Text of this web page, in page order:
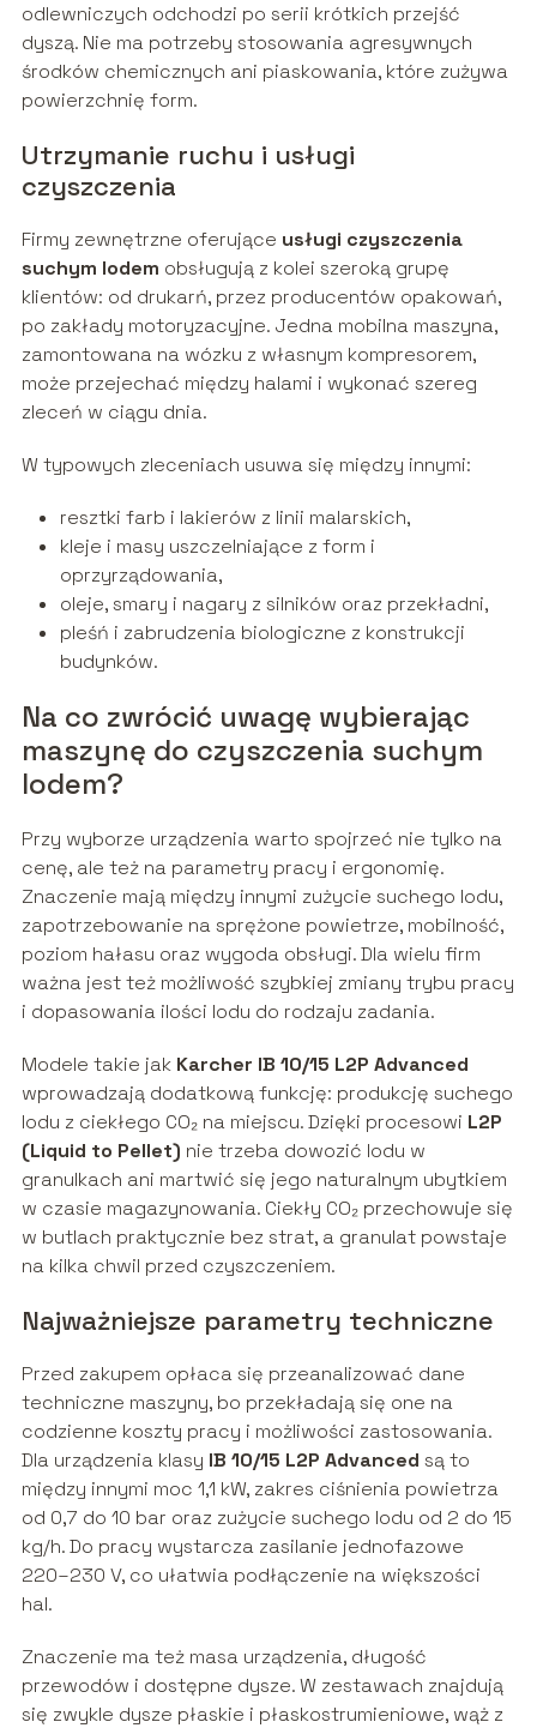
odlewniczych odchodzi po serii krótkich przejść
dyszą. Nie ma potrzeby stosowania agresywnych
środków chemicznych ani piaskowania, które zużywa
powierzchnię form.
Utrzymanie ruchu i usługi
czyszczenia
Firmy zewnętrzne oferujące usługi czyszczenia
suchym lodem obsługują z kolei szeroką grupę
klientów: od drukarń, przez producentów opakowań,
po zakłady motoryzacyjne. Jedna mobilna maszyna,
zamontowana na wózku z własnym kompresorem,
może przejechać między halami i wykonać szereg
zleceń w ciągu dnia.
W typowych zleceniach usuwa się między innymi:
resztki farb i lakierów z linii malarskich,
kleje i masy uszczelniające z form i
oprzyrządowania,
oleje, smary i nagary z silników oraz przekładni,
pleśń i zabrudzenia biologiczne z konstrukcji
budynków.
Na co zwrócić uwagę wybierając
maszynę do czyszczenia suchym
lodem?
Przy wyborze urządzenia warto spojrzeć nie tylko na
cenę, ale też na parametry pracy i ergonomię.
Znaczenie mają między innymi zużycie suchego lodu,
zapotrzebowanie na sprężone powietrze, mobilność,
poziom hałasu oraz wygoda obsługi. Dla wielu firm
ważna jest też możliwość szybkiej zmiany trybu pracy
i dopasowania ilości lodu do rodzaju zadania.
Modele takie jak Karcher IB 10/15 L2P Advanced
wprowadzają dodatkową funkcję: produkcję suchego
lodu z ciekłego CO₂ na miejscu. Dzięki procesowi L2P
(Liquid to Pellet) nie trzeba dowozić lodu w
granulkach ani martwić się jego naturalnym ubytkiem
w czasie magazynowania. Ciekły CO₂ przechowuje się
w butlach praktycznie bez strat, a granulat powstaje
na kilka chwil przed czyszczeniem.
Najważniejsze parametry techniczne
Przed zakupem opłaca się przeanalizować dane
techniczne maszyny, bo przekładają się one na
codzienne koszty pracy i możliwości zastosowania.
Dla urządzenia klasy IB 10/15 L2P Advanced są to
między innymi moc 1,1 kW, zakres ciśnienia powietrza
od 0,7 do 10 bar oraz zużycie suchego lodu od 2 do 15
kg/h. Do pracy wystarcza zasilanie jednofazowe
220–230 V, co ułatwia podłączenie na większości
hal.
Znaczenie ma też masa urządzenia, długość
przewodów i dostępne dysze. W zestawach znajdują
się zwykle dysze płaskie i płaskostrumieniowe, wąż z